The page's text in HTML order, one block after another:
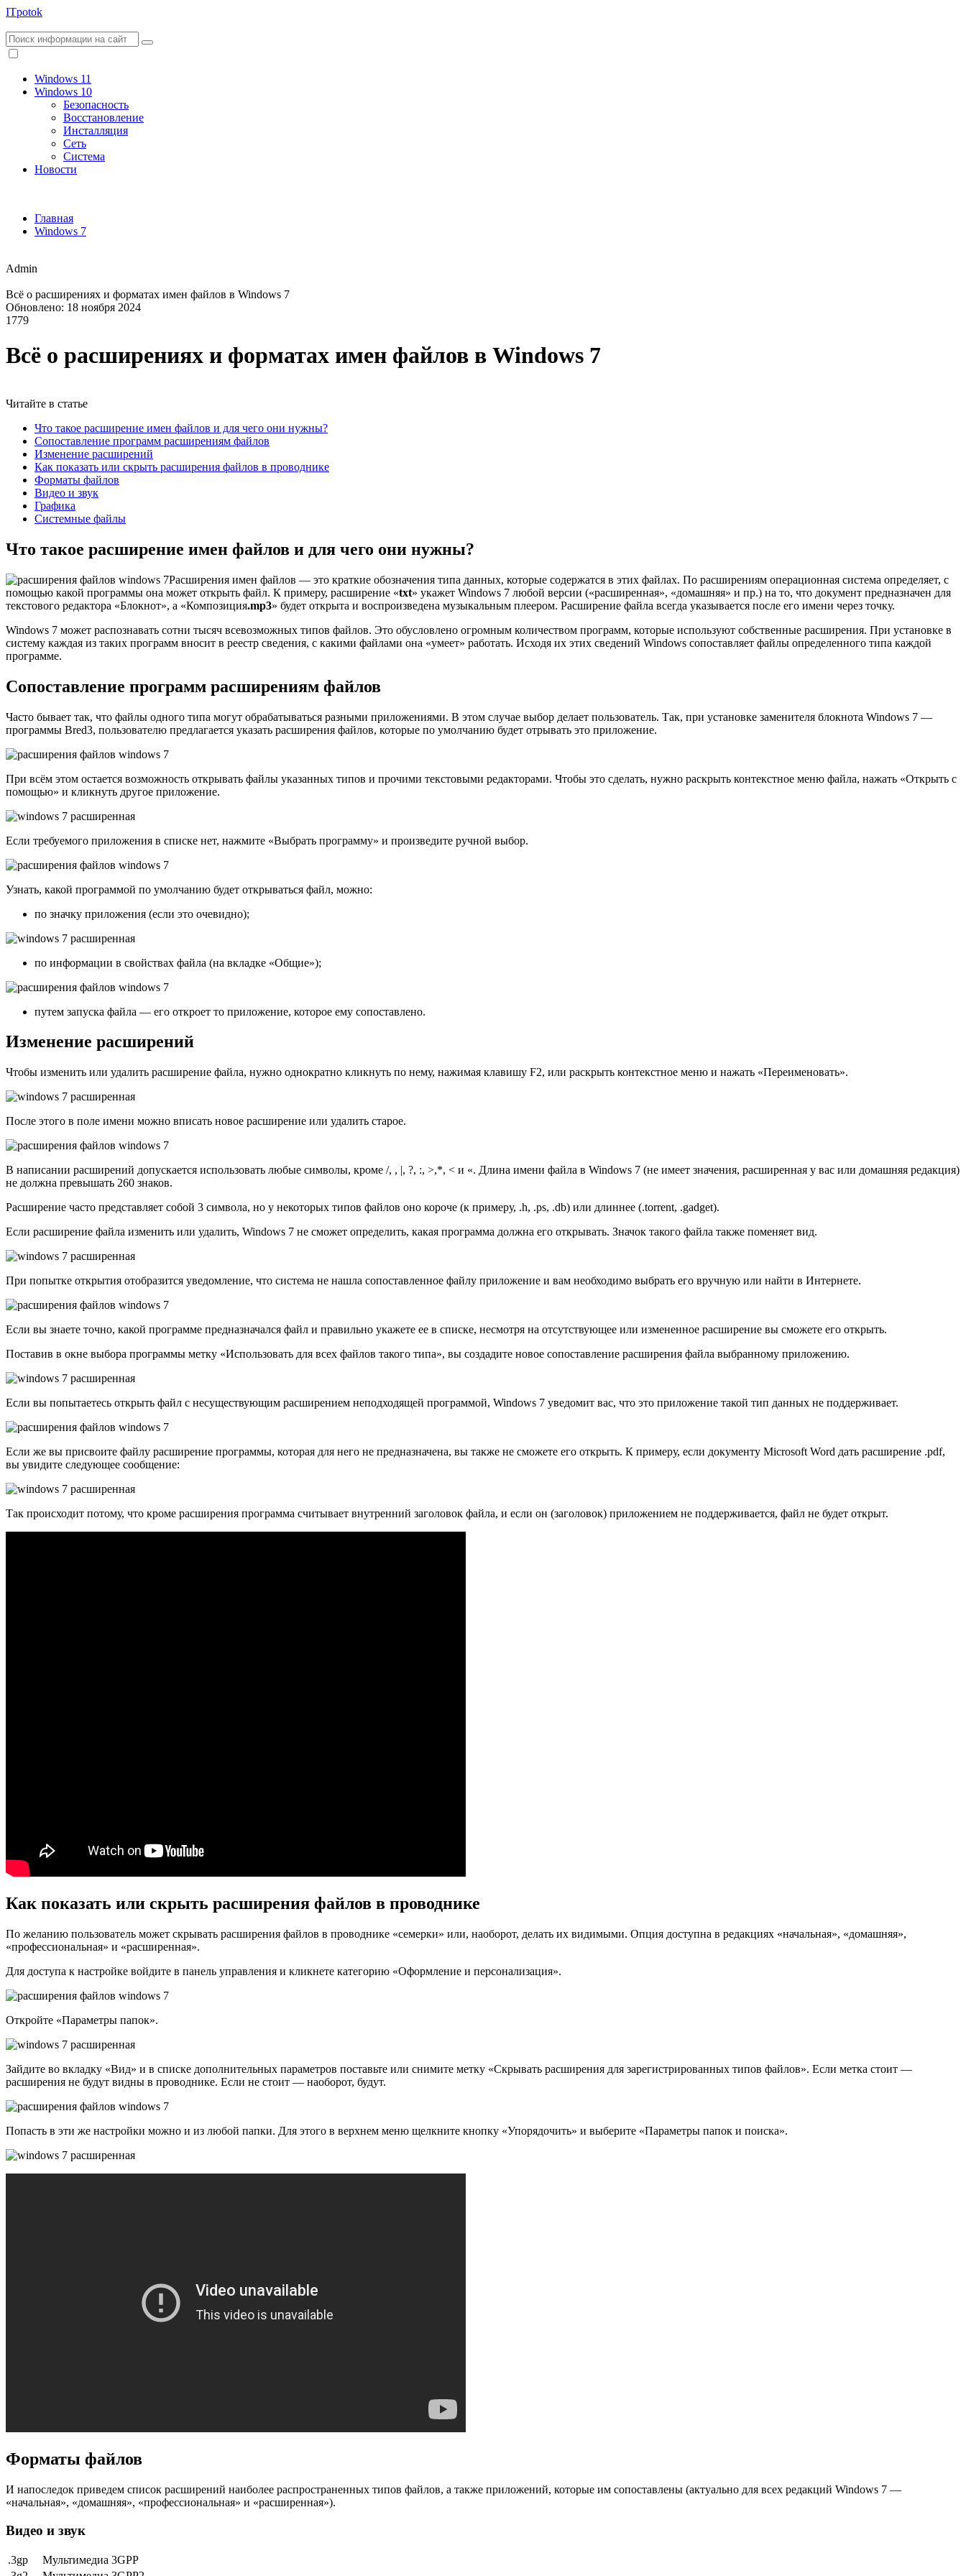
ITpotok
Windows 11
Windows 10
Безопасность
Восстановление
Инсталляция
Сеть
Система
Новости
Главная
Windows 7
Admin
Всё о расширениях и форматах имен файлов в Windows 7
Обновлено: 18 ноября 2024
1779
Всё о расширениях и форматах имен файлов в Windows 7
Читайте в статье
Что такое расширение имен файлов и для чего они нужны?
Сопоставление программ расширениям файлов
Изменение расширений
Как показать или скрыть расширения файлов в проводнике
Форматы файлов
Видео и звук
Графика
Системные файлы
Что такое расширение имен файлов и для чего они нужны?
Расширения имен файлов — это краткие обозначения типа данных, которые содержатся в этих файлах. По расширениям операционная система определяет, с
помощью какой программы она может открыть файл. К примеру, расширение «txt» укажет Windows 7 любой версии («расширенная», «домашняя» и пр.) на то, что документ предназначен для
текстового редактора «Блокнот», а «Композиция.mp3» будет открыта и воспроизведена музыкальным плеером. Расширение файла всегда указывается после его имени через точку.
Windows 7 может распознавать сотни тысяч всевозможных типов файлов. Это обусловлено огромным количеством программ, которые используют собственные расширения. При установке в
систему каждая из таких программ вносит в реестр сведения, с какими файлами она «умеет» работать. Исходя их этих сведений Windows сопоставляет файлы определенного типа каждой
программе.
Сопоставление программ расширениям файлов
Часто бывает так, что файлы одного типа могут обрабатываться разными приложениями. В этом случае выбор делает пользователь. Так, при установке заменителя блокнота Windows 7 —
программы Bred3, пользователю предлагается указать расширения файлов, которые по умолчанию будет отрывать это приложение.
При всём этом остается возможность открывать файлы указанных типов и прочими текстовыми редакторами. Чтобы это сделать, нужно раскрыть контекстное меню файла, нажать «Открыть с
помощью» и кликнуть другое приложение.
Если требуемого приложения в списке нет, нажмите «Выбрать программу» и произведите ручной выбор.
Узнать, какой программой по умолчанию будет открываться файл, можно:
по значку приложения (если это очевидно);
по информации в свойствах файла (на вкладке «Общие»);
путем запуска файла — его откроет то приложение, которое ему сопоставлено.
Изменение расширений
Чтобы изменить или удалить расширение файла, нужно однократно кликнуть по нему, нажимая клавишу F2, или раскрыть контекстное меню и нажать «Переименовать».
После этого в поле имени можно вписать новое расширение или удалить старое.
В написании расширений допускается использовать любые символы, кроме /, , |, ?, :, >,*, < и «. Длина имени файла в Windows 7 (не имеет значения, расширенная у вас или домашняя редакция)
не должна превышать 260 знаков.
Расширение часто представляет собой 3 символа, но у некоторых типов файлов оно короче (к примеру, .h, .ps, .db) или длиннее (.torrent, .gadget).
Если расширение файла изменить или удалить, Windows 7 не сможет определить, какая программа должна его открывать. Значок такого файла также поменяет вид.
При попытке открытия отобразится уведомление, что система не нашла сопоставленное файлу приложение и вам необходимо выбрать его вручную или найти в Интернете.
Если вы знаете точно, какой программе предназначался файл и правильно укажете ее в списке, несмотря на отсутствующее или измененное расширение вы сможете его открыть.
Поставив в окне выбора программы метку «Использовать для всех файлов такого типа», вы создадите новое сопоставление расширения файла выбранному приложению.
Если вы попытаетесь открыть файл с несуществующим расширением неподходящей программой, Windows 7 уведомит вас, что это приложение такой тип данных не поддерживает.
Если же вы присвоите файлу расширение программы, которая для него не предназначена, вы также не сможете его открыть. К примеру, если документу Microsoft Word дать расширение .pdf,
вы увидите следующее сообщение:
Так происходит потому, что кроме расширения программа считывает внутренний заголовок файла, и если он (заголовок) приложением не поддерживается, файл не будет открыт.
Как показать или скрыть расширения файлов в проводнике
По желанию пользователь может скрывать расширения файлов в проводнике «семерки» или, наоборот, делать их видимыми. Опция доступна в редакциях «начальная», «домашняя»,
«профессиональная» и «расширенная».
Для доступа к настройке войдите в панель управления и кликнете категорию «Оформление и персонализация».
Откройте «Параметры папок».
Зайдите во вкладку «Вид» и в списке дополнительных параметров поставьте или снимите метку «Скрывать расширения для зарегистрированных типов файлов». Если метка стоит —
расширения не будут видны в проводнике. Если не стоит — наоборот, будут.
Попасть в эти же настройки можно и из любой папки. Для этого в верхнем меню щелкните кнопку «Упорядочить» и выберите «Параметры папок и поиска».
Форматы файлов
И напоследок приведем список расширений наиболее распространенных типов файлов, а также приложений, которые им сопоставлены (актуально для всех редакций Windows 7 —
«начальная», «домашняя», «профессиональная» и «расширенная»).
Видео и звук
.3gp
Мультимедиа 3GPP